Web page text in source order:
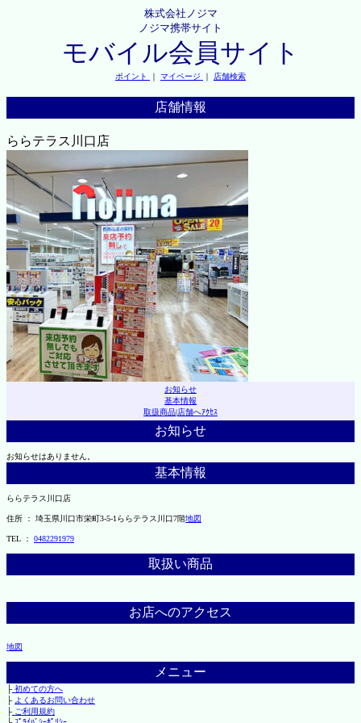
株式会社ノジマ
ノジマ携帯サイト
モバイル会員サイト
ポイント ｜ マイページ ｜ 店舗検索
店舗情報
ららテラス川口店
お知らせ
基本情報
取扱商品|店舗へｱｸｾｽ
お知らせ
お知らせはありません。
基本情報
ららテラス川口店
住所 ： 埼玉県川口市栄町3-5-1ららテラス川口7階地図
TEL ： 0482291979
取扱い商品
お店へのアクセス
地図
メニュー
├初めての方へ
├ よくあるお問い合わせ
├ご利用規約